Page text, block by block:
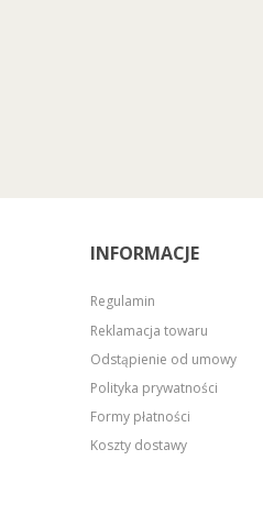
INFORMACJE
Regulamin
Reklamacja towaru
Odstąpienie od umowy
Polityka prywatności
Formy płatności
Koszty dostawy